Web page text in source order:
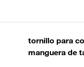
tornillo para
manguera de